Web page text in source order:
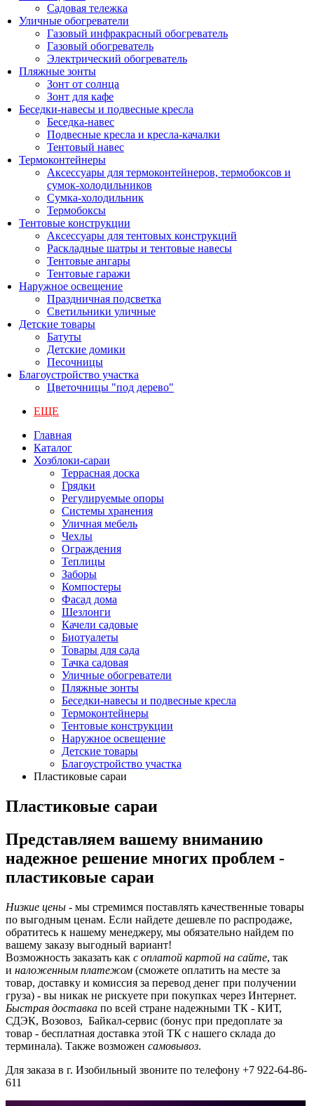
Садовая тележка
Уличные обогреватели
Газовый инфракрасный обогреватель
Газовый обогреватель
Электрический обогреватель
Пляжные зонты
Зонт от солнца
Зонт для кафе
Беседки-навесы и подвесные кресла
Беседка-навес
Подвесные кресла и кресла-качалки
Тентовый навес
Термоконтейнеры
Аксессуары для термоконтейнеров, термобоксов и
сумок-холодильников
Сумка-холодильник
Термобоксы
Тентовые конструкции
Аксессуары для тентовых конструкций
Раскладные шатры и тентовые навесы
Тентовые ангары
Тентовые гаражи
Наружное освещение
Праздничная подсветка
Светильники уличные
Детские товары
Батуты
Детские домики
Песочницы
Благоустройство участка
Цветочницы "под дерево"
ЕЩЕ
Главная
Каталог
Хозблоки-сараи
Террасная доска
Грядки
Регулируемые опоры
Системы хранения
Уличная мебель
Чехлы
Ограждения
Теплицы
Заборы
Компостеры
Фасад дома
Шезлонги
Качели садовые
Биотуалеты
Товары для сада
Тачка садовая
Уличные обогреватели
Пляжные зонты
Беседки-навесы и подвесные кресла
Термоконтейнеры
Тентовые конструкции
Наружное освещение
Детские товары
Благоустройство участка
Пластиковые сараи
Пластиковые сараи
Представляем вашему вниманию
надежное решение многих проблем -
пластиковые сараи
Низкие цены - мы стремимся поставлять качественные товары
по выгодным ценам. Если найдете дешевле по распродаже,
обратитесь к нашему менеджеру, мы обязательно найдем по
вашему заказу выгодный вариант!
Возможность заказать как с оплатой картой на сайте, так
и наложенным платежом (сможете оплатить на месте за
товар, доставку и комиссия за перевод денег при получении
груза) - вы никак не рискуете при покупках через Интернет.
Быстрая доставка по всей стране надежными ТК - КИТ,
СДЭК, Возовоз, Байкал-сервис (бонус при предоплате за
товар - бесплатная доставка этой ТК с нашего склада до
терминала). Также возможен самовывоз.
Для заказа в г. Изобильный звоните по телефону +7 922-64-86-
611